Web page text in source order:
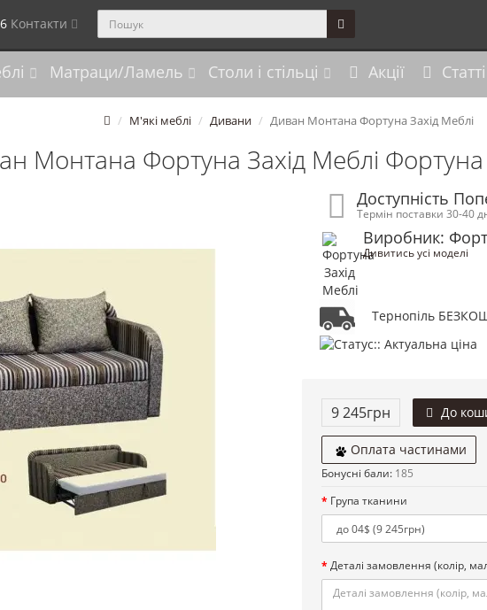
Контакти
Матраци/Ламель Столи і стільці Акції Статті
М'які меблі Дивани Диван Монтана Фортуна Захід Меблі
Монтана Фортуна Захід Меблі Фортуна
Доступність
Термін поставки 30-40
Виробник:
Дивитись усі моделі
Тернопіль
9 245грн До
Оплата частинами
Бонусні бали: 185
Група тканини
Деталі замовлення (колір,